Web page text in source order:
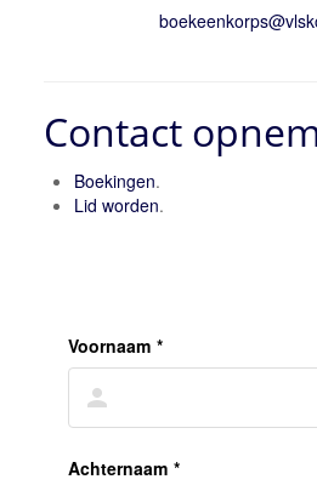
Contact
Boekingen.
Lid worden.
Voornaam *
Achternaam *